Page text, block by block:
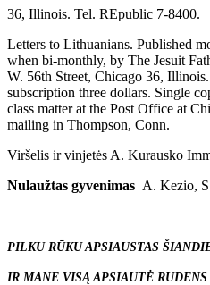
36, Illinois. Tel. REpublic 7-8400.
Letters to Lithuanians. Published
when bi-monthly, by The Jesuit
W. 56th Street, Chicago 36,
subscription three dollars. Single
class matter at the Post Office at
mailing in Thompson, Conn.
Viršelis ir vinjetės A. Kurausko
Nulaužtas gyvenimas A. Kezio,
PILKU RŪKU APSIAUSTAS
IR MANE VISĄ APSIAUTĖ